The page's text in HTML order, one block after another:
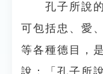
孔子所說的
可包括忠、愛
等各種德目，
說：「孔子所